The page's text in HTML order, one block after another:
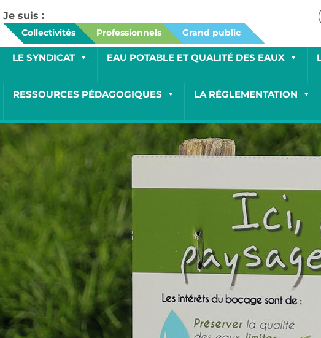
Je suis :
Collectivités Professionnels Grand public
LE SYNDICAT EAU POTABLE ET QUALITÉ DES EAUX
RESSOURCES PÉDAGOGIQUES LA RÉGLEMENTATION